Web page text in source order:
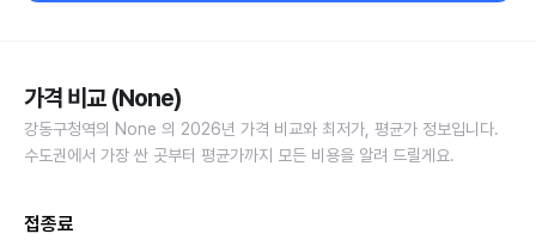
가격 비교 (None)
강동구청역의 None 의 2026년 가격 비교와 최저가, 평균가 정보입니다.
수도권에서 가장 싼 곳부터 평균가까지 모든 비용을 알려 드릴게요.
접종료